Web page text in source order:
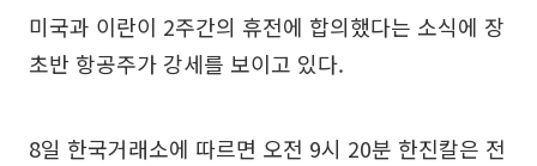
미국과 이란이 2주간의 휴전에 합의했다는 소식에 장
초반 항공주가 강세를 보이고 있다.
8일 한국거래소에 따르면 오전 9시 20분 한진칼은 전